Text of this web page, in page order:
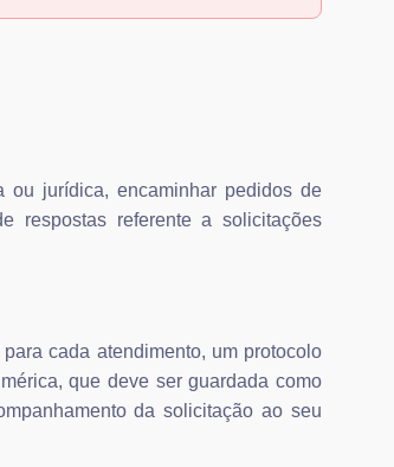
jurídica, encaminhar pedidos de
respostas referente a solicitações
cada atendimento, um protocolo
que deve ser guardada como
da solicitação ao seu